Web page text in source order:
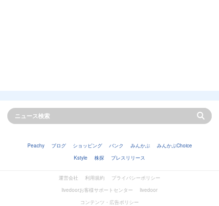
Peachy ブログ ショッピング バンク みんかぶ
みんかぶChoice
Kstyle
株探 プレスリリース
運営会社 利用規約
プライバシーポリシー
livedoorお客様サポートセンター
livedoor
コンテンツ・広告ポリシー